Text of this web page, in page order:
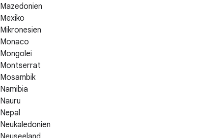
Mazedonien
Mexiko
Mikronesien
Monaco
Mongolei
Montserrat
Mosambik
Namibia
Nauru
Nepal
Neukaledonien